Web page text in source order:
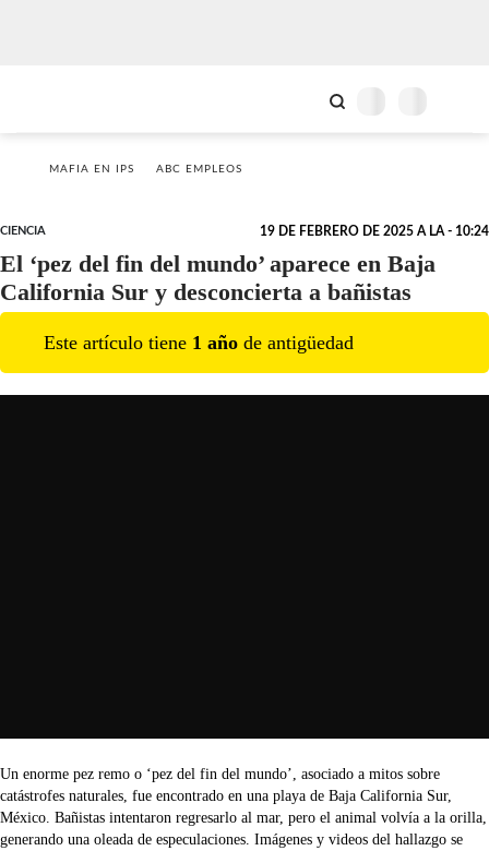
MAFIA EN IPS ABC EMPLEOS
CIENCIA 19 DE FEBRERO DE 2025 A LA - 10:24
El ‘pez del fin del mundo’ aparece en Baja
California Sur y desconcierta a bañistas
Este artículo tiene 1 año de antigüedad
Un enorme pez remo o ‘pez del fin del mundo’, asociado a mitos sobre
catástrofes naturales, fue encontrado en una playa de Baja California Sur,
México. Bañistas intentaron regresarlo al mar, pero el animal volvía a la orilla,
generando una oleada de especulaciones. Imágenes y videos del hallazgo se